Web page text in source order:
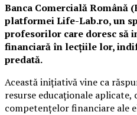
Banca Comercială Română
platformei Life-Lab.ro, un
profesorilor care doresc să
financiară în lecțiile lor,
predată.
Această inițiativă vine ca
resurse educaționale aplicate,
competențelor financiare ale